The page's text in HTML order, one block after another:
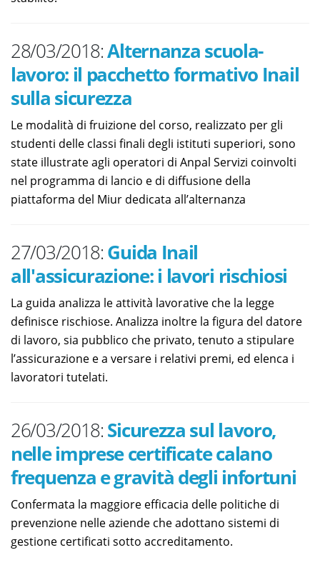
28/03/2018:Alternanza scuola-
lavoro: il pacchetto formativo Inail
sulla sicurezza
Le modalità di fruizione del corso, realizzato per gli
studenti delle classi finali degli istituti superiori, sono
state illustrate agli operatori di Anpal Servizi coinvolti
nel programma di lancio e di diffusione della
piattaforma del Miur dedicata all’alternanza
27/03/2018:Guida Inail
all'assicurazione: i lavori rischiosi
La guida analizza le attività lavorative che la legge
definisce rischiose. Analizza inoltre la figura del datore
di lavoro, sia pubblico che privato, tenuto a stipulare
l’assicurazione e a versare i relativi premi, ed elenca i
lavoratori tutelati.
26/03/2018:Sicurezza sul lavoro,
nelle imprese certificate calano
frequenza e gravità degli infortuni
Confermata la maggiore efficacia delle politiche di
prevenzione nelle aziende che adottano sistemi di
gestione certificati sotto accreditamento.